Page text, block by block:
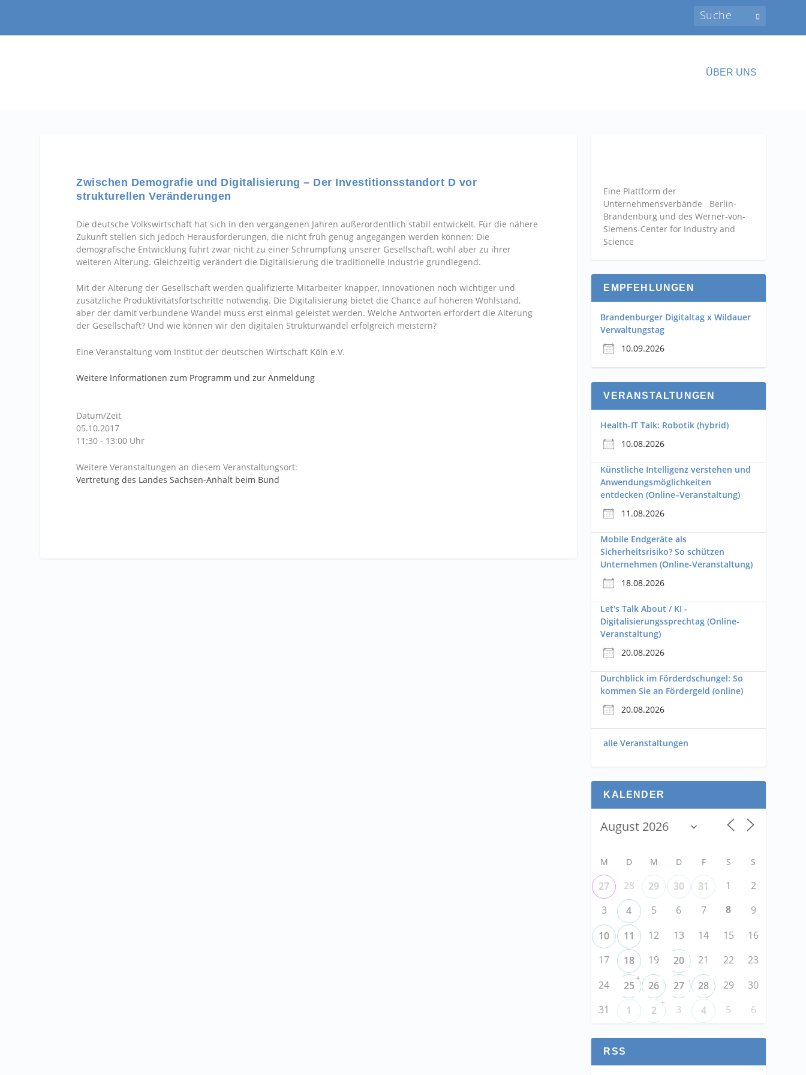
ÜBER UNS
Zwischen Demografie und Digitalisierung – Der Investitionsstandort D vor
strukturellen Veränderungen
Die deutsche Volkswirtschaft hat sich in den vergangenen Jahren außerordentlich stabil entwickelt. Für die nähere
Zukunft stellen sich jedoch Herausforderungen, die nicht früh genug angegangen werden können: Die
demografische Entwicklung führt zwar nicht zu einer Schrumpfung unserer Gesellschaft, wohl aber zu ihrer
weiteren Alterung. Gleichzeitig verändert die Digitalisierung die traditionelle Industrie grundlegend.
Mit der Alterung der Gesellschaft werden qualifizierte Mitarbeiter knapper, Innovationen noch wichtiger und
zusätzliche Produktivitätsfortschritte notwendig. Die Digitalisierung bietet die Chance auf höheren Wohlstand,
aber der damit verbundene Wandel muss erst einmal geleistet werden. Welche Antworten erfordert die Alterung
der Gesellschaft? Und wie können wir den digitalen Strukturwandel erfolgreich meistern?
Eine Veranstaltung vom Institut der deutschen Wirtschaft Köln e.V.
Weitere Informationen zum Programm und zur Anmeldung
Datum/Zeit
05.10.2017
11:30 - 13:00 Uhr
Weitere Veranstaltungen an diesem Veranstaltungsort:
Vertretung des Landes Sachsen-Anhalt beim Bund
Eine Plattform der
Unternehmensverbände Berlin-
Brandenburg und des Werner-von-
Siemens-Center for Industry and
Science
EMPFEHLUNGEN
Brandenburger Digitaltag x Wildauer
Verwaltungstag
10.09.2026
VERANSTALTUNGEN
Health-IT Talk: Robotik (hybrid)
10.08.2026
Künstliche Intelligenz verstehen und
Anwendungsmöglichkeiten
entdecken (Online–Veranstaltung)
11.08.2026
Mobile Endgeräte als
Sicherheitsrisiko? So schützen
Unternehmen (Online-Veranstaltung)
18.08.2026
Let's Talk About / KI -
Digitalisierungssprechtag (Online-
Veranstaltung)
20.08.2026
Durchblick im Förderdschungel: So
kommen Sie an Fördergeld (online)
20.08.2026
alle Veranstaltungen
KALENDER
M D M D F S S
27 28 29 30 31 1
2
3
4 5 6 7 8
9
10
11 12 13 14 15
16
17
18 19 20 21 22
23
24
25
+
26 27 28 29
30
31
1 2
+
3 4 5 6
RSS